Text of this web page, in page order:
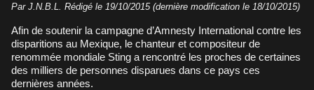
Par J.N.B.L. Rédigé le 19/10/2015 (dernière modification le 18/10/2015)
Afin de soutenir la campagne d’Amnesty International contre les
disparitions au Mexique, le chanteur et compositeur de
renommée mondiale Sting a rencontré les proches de certaines
des milliers de personnes disparues dans ce pays ces
dernières années.